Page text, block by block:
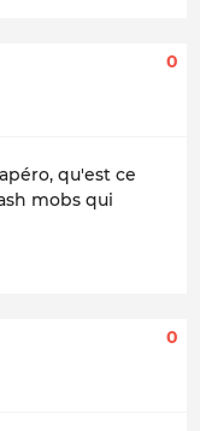
0
qu'est ce
mobs qui
0